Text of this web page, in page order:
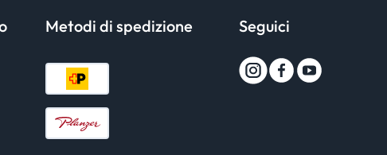
Metodi di spedizione Seguici